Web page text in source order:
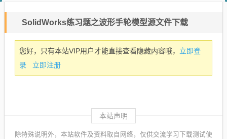
SolidWorks练习题之波形手轮模型源文件下载
您好，只有本站VIP用户才能直接查看隐藏内容哦， 立即登
录
立即注册
本站声明
除特殊说明外，本站软件及资料取自网络，仅供交流学习下载测试使